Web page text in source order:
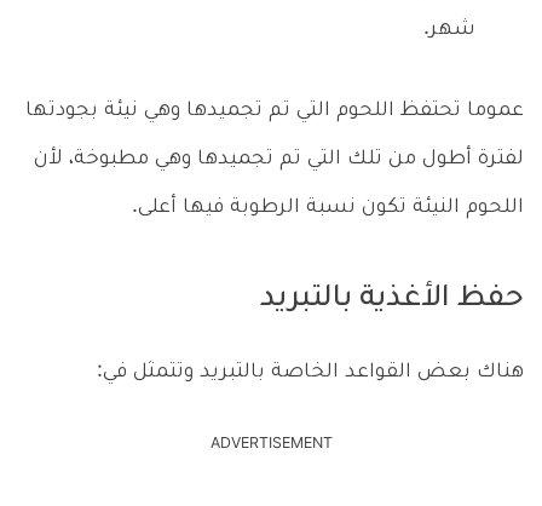
شهر.
عموما تحتفظ اللحوم التي تم تجميدها وهي نيئة بجودتها
لفترة أطول من تلك التي تم تجميدها وهي مطبوخة، لأن
اللحوم النيئة تكون نسبة الرطوبة فيها أعلى.
حفظ الأغذية بالتبريد
هناك بعض القواعد الخاصة بالتبريد وتتمثل في:
ADVERTISEMENT